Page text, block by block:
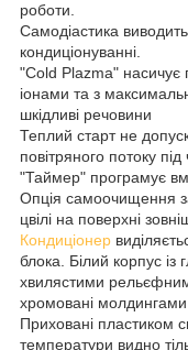
роботи.
Самодіастика
кондиціонуванні.
"Cold Plazma" насичує
іонами та з
шкідливі речовини
Теплий старт не
повітряного потоку
"Таймер" програмує
Опція самоочищення
цвілі на поверхні
Кондиціонер
блока. Білий корпус
хвилястими
хромовані молдингами
Приховані пластиком
температури видно